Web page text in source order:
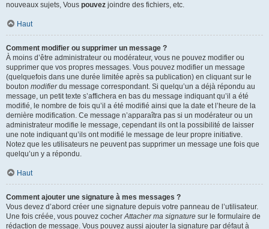
nouveaux sujets, Vous pouvez joindre des fichiers, etc.
Haut
Comment modifier ou supprimer un message ?
À moins d’être administrateur ou modérateur, vous ne pouvez modifier ou
supprimer que vos propres messages. Vous pouvez modifier un message
(quelquefois dans une durée limitée après sa publication) en cliquant sur le
bouton modifierdu message correspondant. Si quelqu’un a déjà répondu au
message, un petit texte s’affichera en bas du message indiquant qu’il a été
modifié, le nombre de fois qu’il a été modifié ainsi que la date et l’heure de la
dernière modification. Ce message n’apparaîtra pas si un modérateur ou un
administrateur modifie le message, cependant ils ont la possibilité de laisser
une note indiquant qu’ils ont modifié le message de leur propre initiative.
Notez que les utilisateurs ne peuvent pas supprimer un message une fois que
quelqu’un y a répondu.
Haut
Comment ajouter une signature à mes messages ?
Vous devez d’abord créer une signature depuis votre panneau de l’utilisateur.
Une fois créée, vous pouvez cocherAttacher ma signature sur le formulaire de
rédaction de message. Vous pouvez aussi ajouter la signature par défaut à